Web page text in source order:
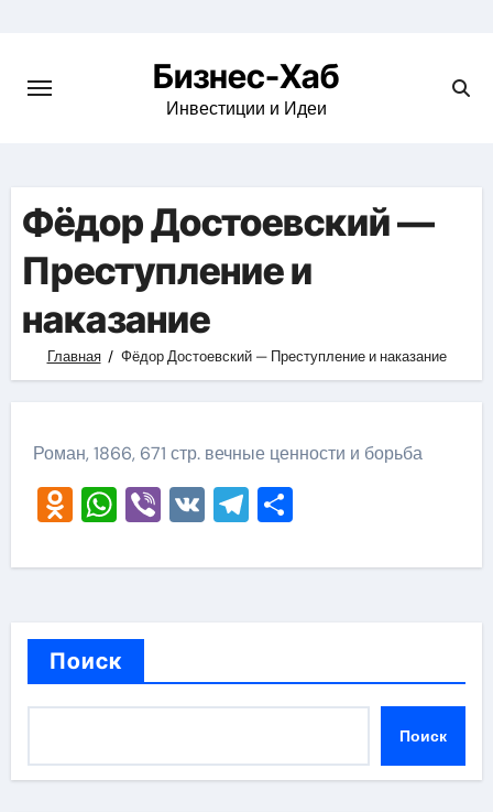
content
Бизнес-Хаб
Инвестиции и Идеи
Фёдор Достоевский —
Преступление и
наказание
Главная Фёдор Достоевский — Преступление и наказание
Роман, 1866, 671 стр. вечные ценности и борьба
Odnoklassniki
WhatsApp
Viber
VKTelegram
Отправить
Поиск
Поиск